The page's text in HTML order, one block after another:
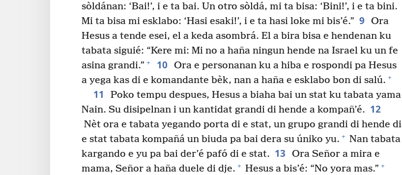
sòldánan: ‘Bai!’, i e ta bai. Un otro sòldá, mi ta bisa: ‘Bini!’, i e ta bini.
Mi ta bisa mi esklabo: ‘Hasi esaki!’, i e ta hasi loke mi bis’é.” 9 Ora
Hesus a tende esei, el a keda asombrá. El a bira bisa e hendenan ku
tabata siguié: “Kere mi: Mi no a haña ningun hende na Israel ku un fe
asina grandi.” + 10 Ora e personanan ku a hiba e rospondi pa Hesus
a yega kas di e komandante bèk, nan a haña e esklabo bon di salú. +
11
Poko tempu despues, Hesus a biaha bai un stat ku tabata yama
Nain. Su disipelnan i un kantidat grandi di hende a kompañ’é. 12
Nèt ora e tabata yegando porta di e stat, un grupo grandi di hende di
e stat tabata kompañá un biuda pa bai dera su úniko yu. + Nan tabata
kargando e yu pa bai der’é pafó di e stat. 13
Ora Señor a mira e
mama, Señor a haña duele di dje. + Hesus a bis’é: “No yora mas.” +